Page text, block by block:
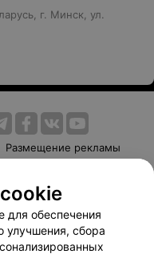
г. Минск, ул.
Размещение рекламы
Способы оплаты
103.by
для обеспечения
улучшения, сбора